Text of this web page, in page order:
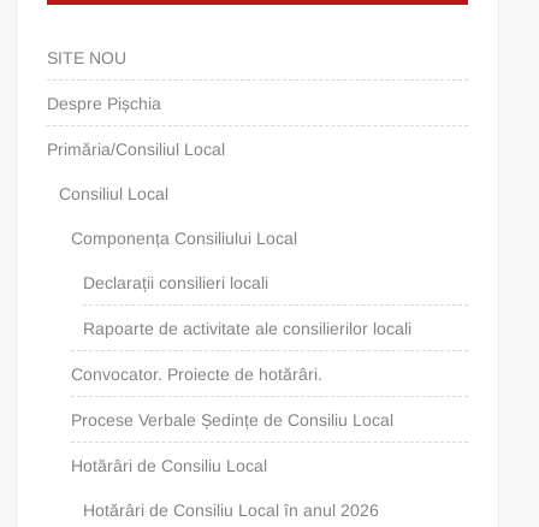
SITE NOU
Despre Pișchia
Primăria/Consiliul Local
Consiliul Local
Componența Consiliului Local
Declarații consilieri locali
Rapoarte de activitate ale consilierilor locali
Convocator. Proiecte de hotărâri.
Procese Verbale Ședințe de Consiliu Local
Hotărâri de Consiliu Local
Hotărâri de Consiliu Local în anul 2026